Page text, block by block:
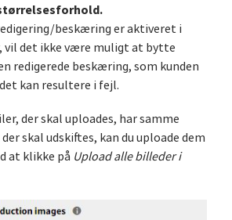
beskæring er aktiveret i
vil det ikke være muligt at bytte
redigerede beskæring, som kunden
kan resultere i fejl.
der skal uploades, har samme
skal udskiftes, kan du uploade dem
at klikke på Upload alle billeder i